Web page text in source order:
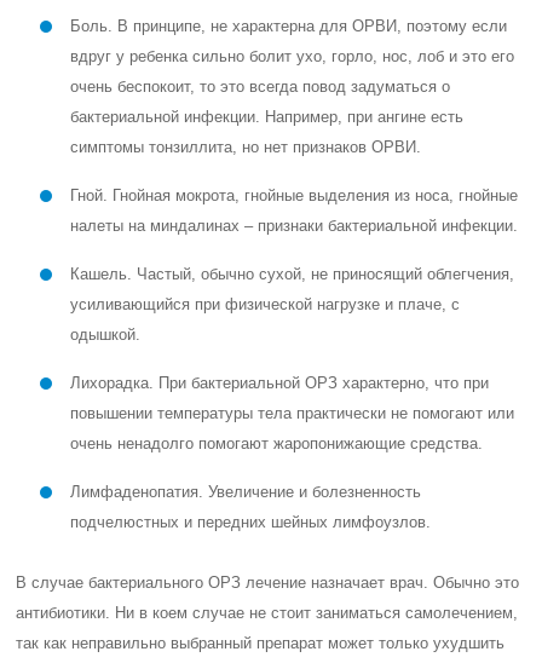
Боль. В принципе, не характерна для ОРВИ, поэтому если
вдруг у ребенка сильно болит ухо, горло, нос, лоб и это его
очень беспокоит, то это всегда повод задуматься о
бактериальной инфекции. Например, при ангине есть
симптомы тонзиллита, но нет признаков ОРВИ.
Гной. Гнойная мокрота, гнойные выделения из носа, гнойные
налеты на миндалинах – признаки бактериальной инфекции.
Кашель. Частый, обычно сухой, не приносящий облегчения,
усиливающийся при физической нагрузке и плаче, с
одышкой.
Лихорадка. При бактериальной ОРЗ характерно, что при
повышении температуры тела практически не помогают или
очень ненадолго помогают жаропонижающие средства.
Лимфаденопатия. Увеличение и болезненность
подчелюстных и передних шейных лимфоузлов.
В случае бактериального ОРЗ лечение назначает врач. Обычно это
антибиотики. Ни в коем случае не стоит заниматься самолечением,
так как неправильно выбранный препарат может только ухудшить